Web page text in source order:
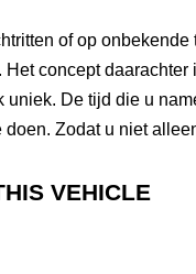
of op
concept
De tijd die u
Zodat u niet
VEHICLE